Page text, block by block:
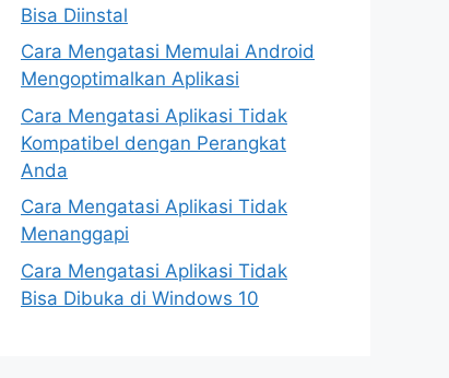
Bisa Diinstal
Cara Mengatasi Memulai Android
Mengoptimalkan Aplikasi
Cara Mengatasi Aplikasi Tidak
Kompatibel dengan Perangkat
Anda
Cara Mengatasi Aplikasi Tidak
Menanggapi
Cara Mengatasi Aplikasi Tidak
Bisa Dibuka di Windows 10